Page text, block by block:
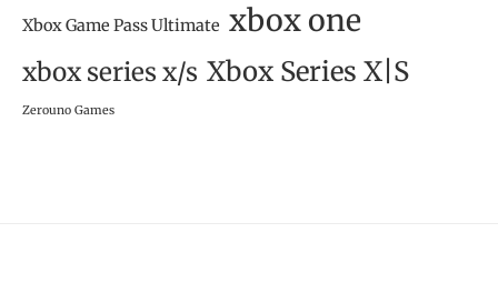
Xbox Game Pass Ultimate xbox one
xbox series x/s Xbox Series X|S
Zerouno Games